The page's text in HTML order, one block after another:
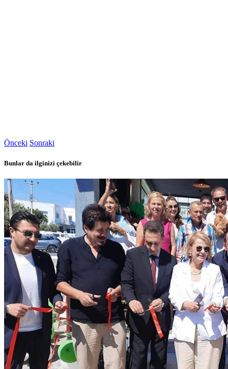
Önceki Sonraki
Bunlar da ilginizi çekebilir